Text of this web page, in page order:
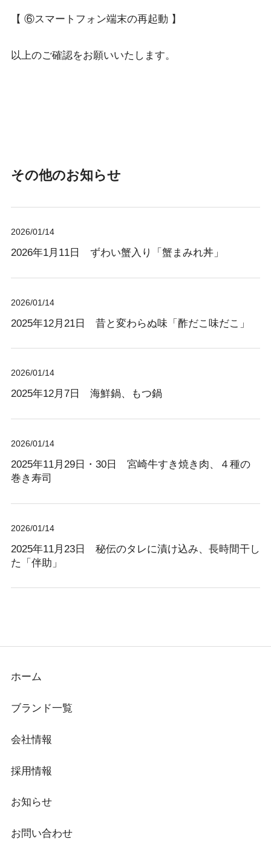
【 ⑥スマートフォン端末の再起動 】
以上のご確認をお願いいたします。
その他のお知らせ
2026/01/14
2026年1月11日 ずわい蟹入り「蟹まみれ丼」
2026/01/14
2025年12月21日 昔と変わらぬ味「酢だこ味だこ」
2026/01/14
2025年12月7日 海鮮鍋、もつ鍋
2026/01/14
2025年11月29日・30日 宮崎牛すき焼き肉、４種の
巻き寿司
2026/01/14
2025年11月23日 秘伝のタレに漬け込み、長時間干し
た「伴助」
ホーム
ブランド一覧
会社情報
採用情報
お知らせ
お問い合わせ